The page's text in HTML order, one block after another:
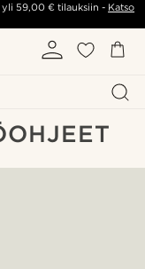
yli 59,00 €tilauksiin - Katso